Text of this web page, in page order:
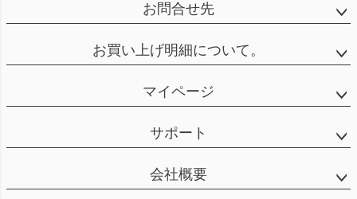
お問合せ先
お買い上げ明細について。
マイページ
サポート
会社概要